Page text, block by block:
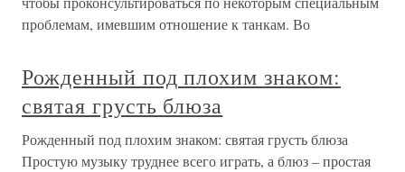
проблемам, имевшим отношение к танкам. Во
Рожденный под плохим знаком:
святая грусть блюза
Рожденный под плохим знаком: святая грусть блюза
Простую музыку труднее всего играть, а блюз – простая